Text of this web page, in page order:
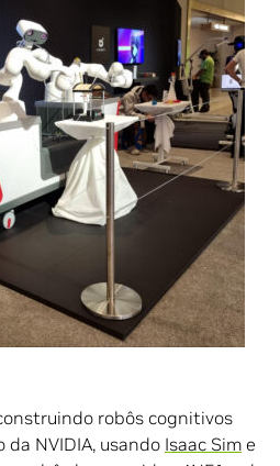
robôs cognitivos
NVIDIA, usando Isaac Sim e